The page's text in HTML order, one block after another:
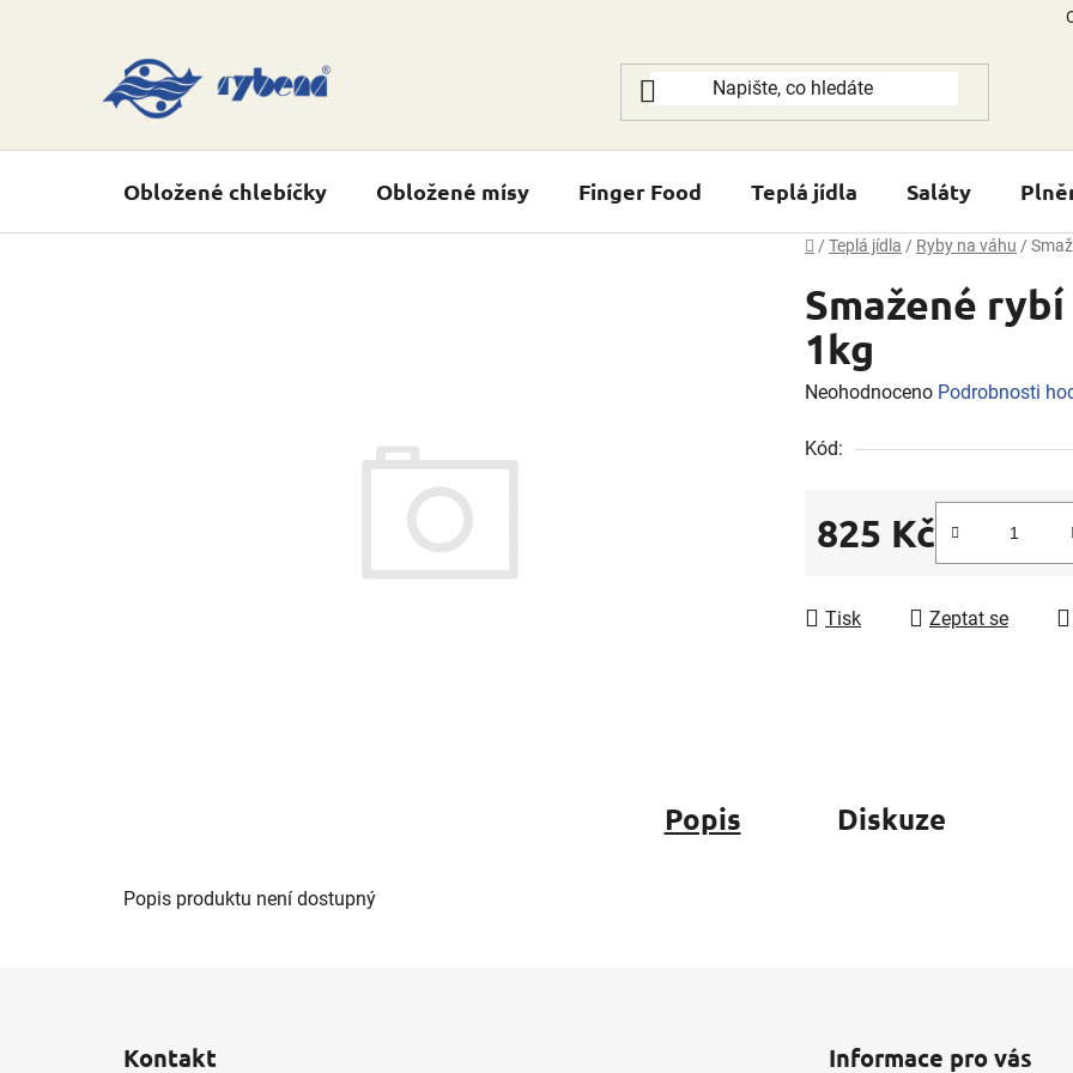
Obložené chlebíčky Obložené mísy Finger Food Teplá jídla Saláty
Domů
/ Teplá jídla / Ryby na váhu /
Smažené
1kg
Průměrné
produktu
0,0
hvězdiček.
Neohodnoceno Podrobnosti
Kód:
825 Kč
Tisk Zeptat se
Popis Diskuze
Popis produktu není dostupný
Kontakt Informace pro vás